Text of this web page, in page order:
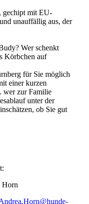
gechipt mit EU-
unauffällig aus, der
Wer schenkt
Körbchen auf
für Sie möglich
einer kurzen
wer zur Familie
unter der
ob Sie gut
Horn